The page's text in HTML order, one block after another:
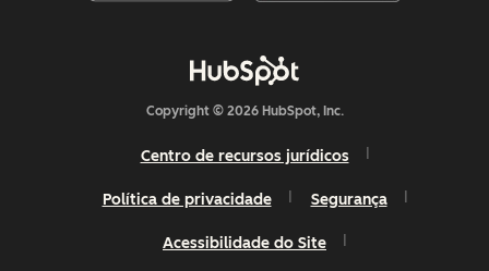
Copyright © 2026 HubSpot, Inc.
Centro de recursos jurídicos
Política de privacidade Segurança
Acessibilidade do Site